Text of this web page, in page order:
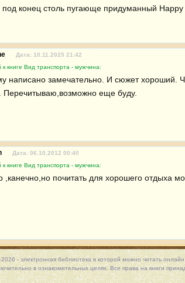
конец столь пугающе придуманный Happy
Дата: 10.11.2025 21:42
книге Вид транспорта - мужчина:
написано замечательно. И сюжет хороший.
Перечитываю,возможно еще буду.
Дата: 06.10.2012 00:40
книге Вид транспорта - мужчина:
,канечно,но почитать для хорошего отдыха
- электронная библиотека в которой можночитать онлайн
в ознакомительных целях. Все права на книги